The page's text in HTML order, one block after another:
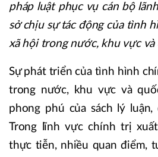
pháp luật phục vụ cán bộ
sở chịu sự tác động của tình
xã hội trong nước, khu vực và
Sự phát triển của tình hình
trong nước, khu vực và
phong phú của sách lý
Trong lĩnh vực chính trị
thực tiễn, nhiều quan điểm,